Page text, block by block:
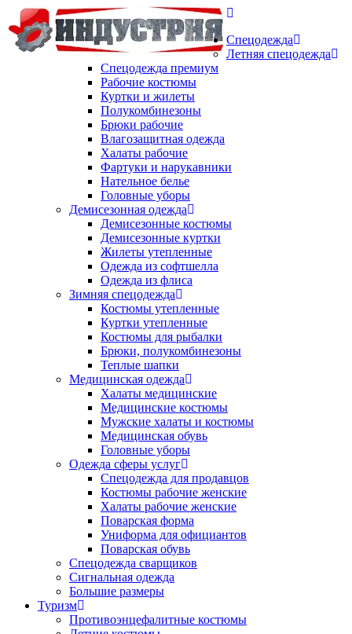
Спецодежда
Летняя спецодежда
Спецодежда премиум
Рабочие костюмы
Куртки и жилеты
Полукомбинезоны
Брюки рабочие
Влагозащитная одежда
Халаты рабочие
Фартуки и нарукавники
Нательное белье
Головные уборы
Демисезонная одежда
Демисезонные костюмы
Демисезонные куртки
Жилеты утепленные
Одежда из софтшелла
Одежда из флиса
Зимняя спецодежда
Костюмы утепленные
Куртки утепленные
Костюмы для рыбалки
Брюки, полукомбинезоны
Теплые шапки
Медицинская одежда
Халаты медицинские
Медицинские костюмы
Мужские халаты и костюмы
Медицинская обувь
Головные уборы
Одежда сферы услуг
Спецодежда для продавцов
Костюмы рабочие женские
Халаты рабочие женские
Поварская форма
Униформа для официантов
Поварская обувь
Спецодежда сварщиков
Сигнальная одежда
Большие размеры
Туризм
Противоэнцефалитные костюмы